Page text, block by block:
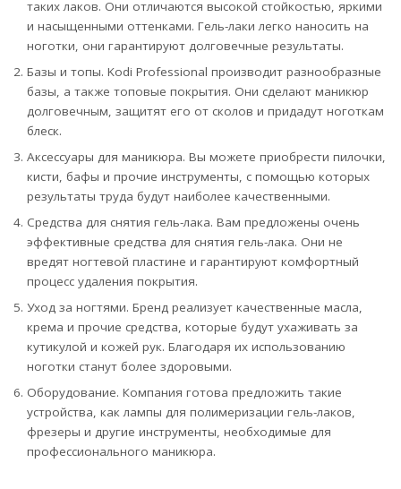
таких лаков. Они отличаются высокой стойкостью, яркими
и насыщенными оттенками. Гель-лаки легко наносить на
ноготки, они гарантируют долговечные результаты.
Базы и топы. Kodi Professional производит разнообразные
базы, а также топовые покрытия. Они сделают маникюр
долговечным, защитят его от сколов и придадут ноготкам
блеск.
Аксессуары для маникюра. Вы можете приобрести пилочки,
кисти, бафы и прочие инструменты, с помощью которых
результаты труда будут наиболее качественными.
Средства для снятия гель-лака. Вам предложены очень
эффективные средства для снятия гель-лака. Они не
вредят ногтевой пластине и гарантируют комфортный
процесс удаления покрытия.
Уход за ногтями. Бренд реализует качественные масла,
крема и прочие средства, которые будут ухаживать за
кутикулой и кожей рук. Благодаря их использованию
ноготки станут более здоровыми.
Оборудование. Компания готова предложить такие
устройства, как лампы для полимеризации гель-лаков,
фрезеры и другие инструменты, необходимые для
профессионального маникюра.